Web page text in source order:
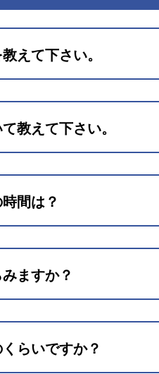
えて下さい。
教えて下さい。
間は？
ますか？
らいですか？